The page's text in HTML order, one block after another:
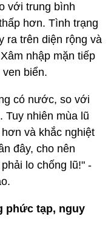
với trung bình
hơn. Tình trạng
ra trên diện rộng và
nhập mặn tiếp
biển.
có nước, so với
Tuy nhiên mùa lũ
và khắc nghiệt
đây, cho nên
lo chống lũ!" -
phức tạp, nguy